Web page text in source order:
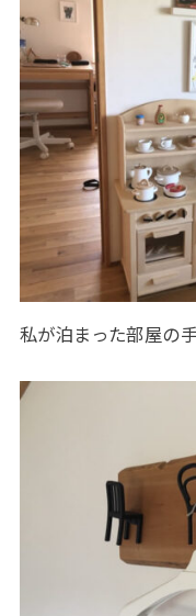
私が泊まった部屋の